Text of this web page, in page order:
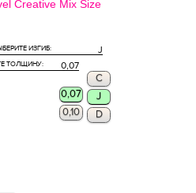
Creative Mix Size
J
ИЗГИБ:
0,07
ТОЛЩИНУ:
C
J
0,07
0,10
D